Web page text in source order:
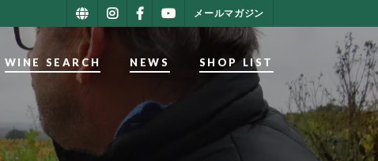
メールマガジン
WINE SEARCH NEWS SHOP LIST